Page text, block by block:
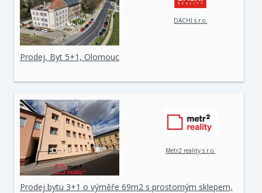
DACHI s.r.o.
Prodej, Byt 5+1, Olomouc
Metr2 reality s.r.o.
Prodej bytu 3+1 o výměře 69m2 s prostorným sklepem,